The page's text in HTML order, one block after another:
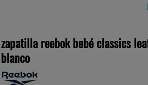
zapatilla reebok bebé classics
blanco